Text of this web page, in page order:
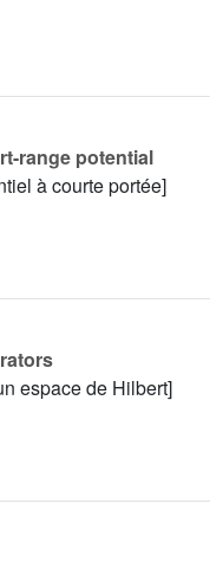
range potential
à courte portée]
espace de Hilbert]